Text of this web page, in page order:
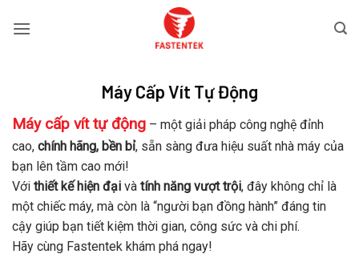
qua
Máy Cấp Vít Tự Động
Máy cấp vít tự động – một giải pháp công nghệ đỉnh
cao, chính hãng, bền bỉ, sẵn sàng đưa hiệu suất nhà máy của
bạn lên tầm cao mới!
Với thiết kế hiện đại và tính năng vượt trội, đây không chỉ là
một chiếc máy, mà còn là “người bạn đồng hành” đáng tin
cậy giúp bạn tiết kiệm thời gian, công sức và chi phí.
Hãy cùng Fastentek khám phá ngay!